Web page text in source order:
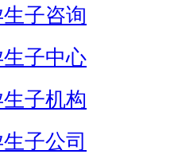
子咨询
子中心
子机构
子公司